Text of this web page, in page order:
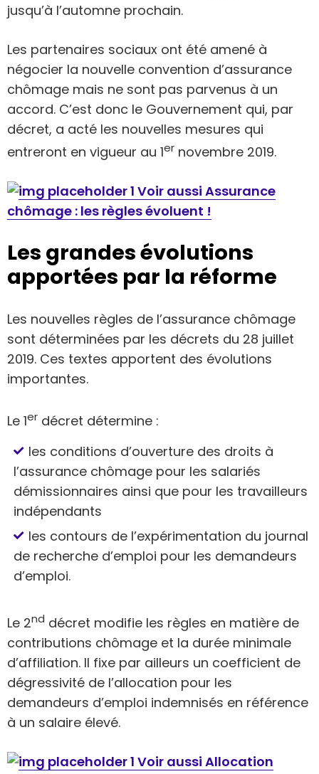
jusqu’à l’automne prochain.
Les partenaires sociaux ont été amené à
négocier la nouvelle convention d’assurance
chômage mais ne sont pas parvenus à un
accord. C’est donc le Gouvernement qui, par
décret, a acté les nouvelles mesures qui
entreront en vigueur au 1er novembre 2019.
Voir aussi Assurance
chômage : les règles évoluent !
Les grandes évolutions
apportées par la réforme
Les nouvelles règles de l’assurance chômage
sont déterminées par les décrets du 28 juillet
2019. Ces textes apportent des évolutions
importantes.
Le 1er décret détermine :
les conditions d’ouverture des droits à
l’assurance chômage pour les salariés
démissionnaires ainsi que pour les travailleurs
indépendants
les contours de l’expérimentation du journal
de recherche d’emploi pour les demandeurs
d’emploi.
Le 2nd décret modifie les règles en matière de
contributions chômage et la durée minimale
d’affiliation. Il fixe par ailleurs un coefficient de
dégressivité de l’allocation pour les
demandeurs d’emploi indemnisés en référence
à un salaire élevé.
Voir aussi Allocation